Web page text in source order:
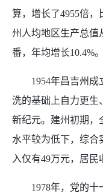
算，增长了4955倍，
州人均地区生产总值
番，年均增长10.4%。
1954年昌吉州成
洗的基础上自力更生
新纪元。建州初期，
水平较为低下，综合
入仅有49万元，居民
1978年，党的十